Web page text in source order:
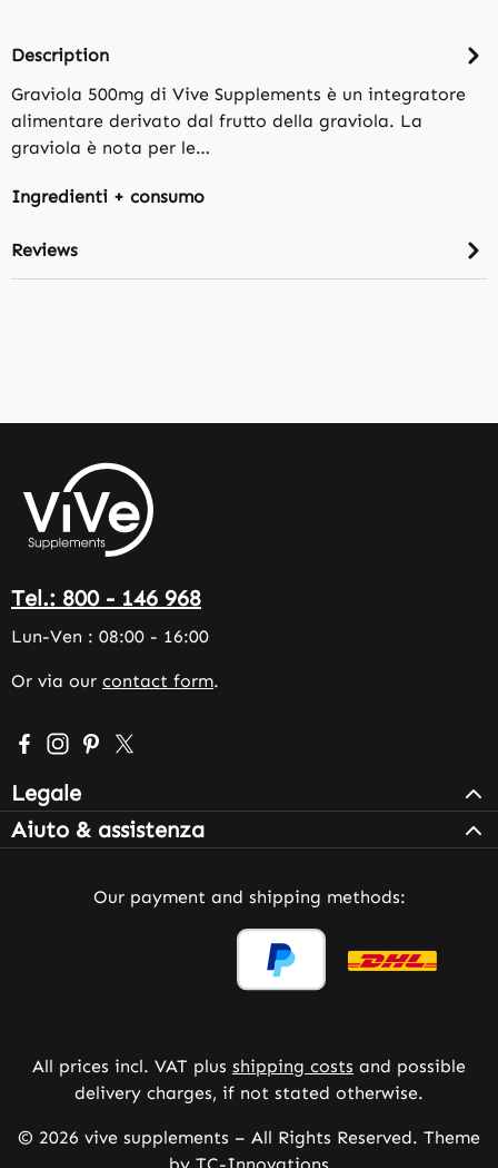
Description
Graviola 500mg di Vive Supplements è un integratore
alimentare derivato dal frutto della graviola. La
graviola è nota per le…
Ingredienti + consumo
Reviews
Tel.: 800 - 146 968
Lun-Ven : 08:00 - 16:00
Or via our contact form.
Visit us on Facebook – opens in a new browser tab
Check us out on Instagram – opens in a new
Get inspired on Pinterest – opens in a new
Follow us on X – opens in a new browser
Legale
Aiuto & assistenza
Our payment and shipping methods:
All prices incl. VAT plus shipping costs and possible
delivery charges, if not stated otherwise.
© 2026 vive supplements – All Rights Reserved. Theme